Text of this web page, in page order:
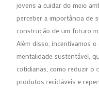
jovens a cuidar do meio
perceber a importância de
construção de um futuro
Além disso, incentivamos
mentalidade sustentável,
cotidianas, como reduzir o
produtos recicláveis e